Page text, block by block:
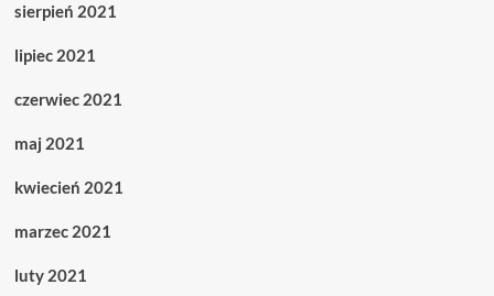
sierpień 2021
lipiec 2021
czerwiec 2021
maj 2021
kwiecień 2021
marzec 2021
luty 2021